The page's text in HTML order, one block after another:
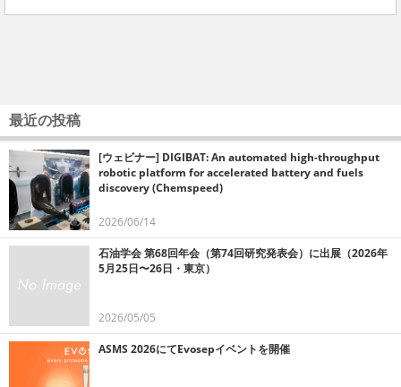
最近の投稿
[ウェビナー] DIGIBAT: An automated high-throughput
robotic platform for accelerated battery and fuels
discovery (Chemspeed)
2026/06/14
石油学会 第68回年会（第74回研究発表会）に出展（2026年
5月25日〜26日・東京）
2026/05/05
ASMS 2026にてEvosepイベントを開催